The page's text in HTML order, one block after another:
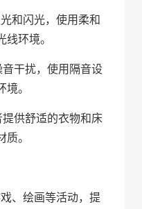
和闪光，使用柔和
环境。
音干扰，使用隔音设
。
提供舒适的衣物和床
。
、绘画等活动，提